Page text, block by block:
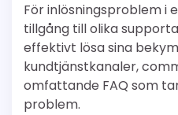
För inlösningsproblem i
tillgång till olika
effektivt lösa sina
kundtjänstkanaler,
omfattande FAQ som
problem.